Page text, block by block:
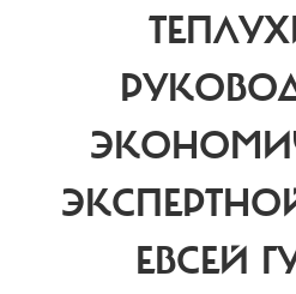
ЕВСЕЙ